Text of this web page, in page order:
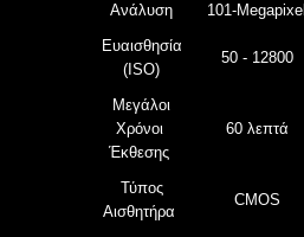
Ανάλυση
101-Megapixel
Ευαισθησία
(ISO)
50 - 12800
Μεγάλοι
Χρόνοι
Έκθεσης
60 λεπτά
Τύπος
Αισθητήρα
CMOS